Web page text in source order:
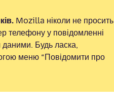
Mozilla ніколи не просить
телефону у повідомленні
даними. Будь ласка,
меню “Повідомити про